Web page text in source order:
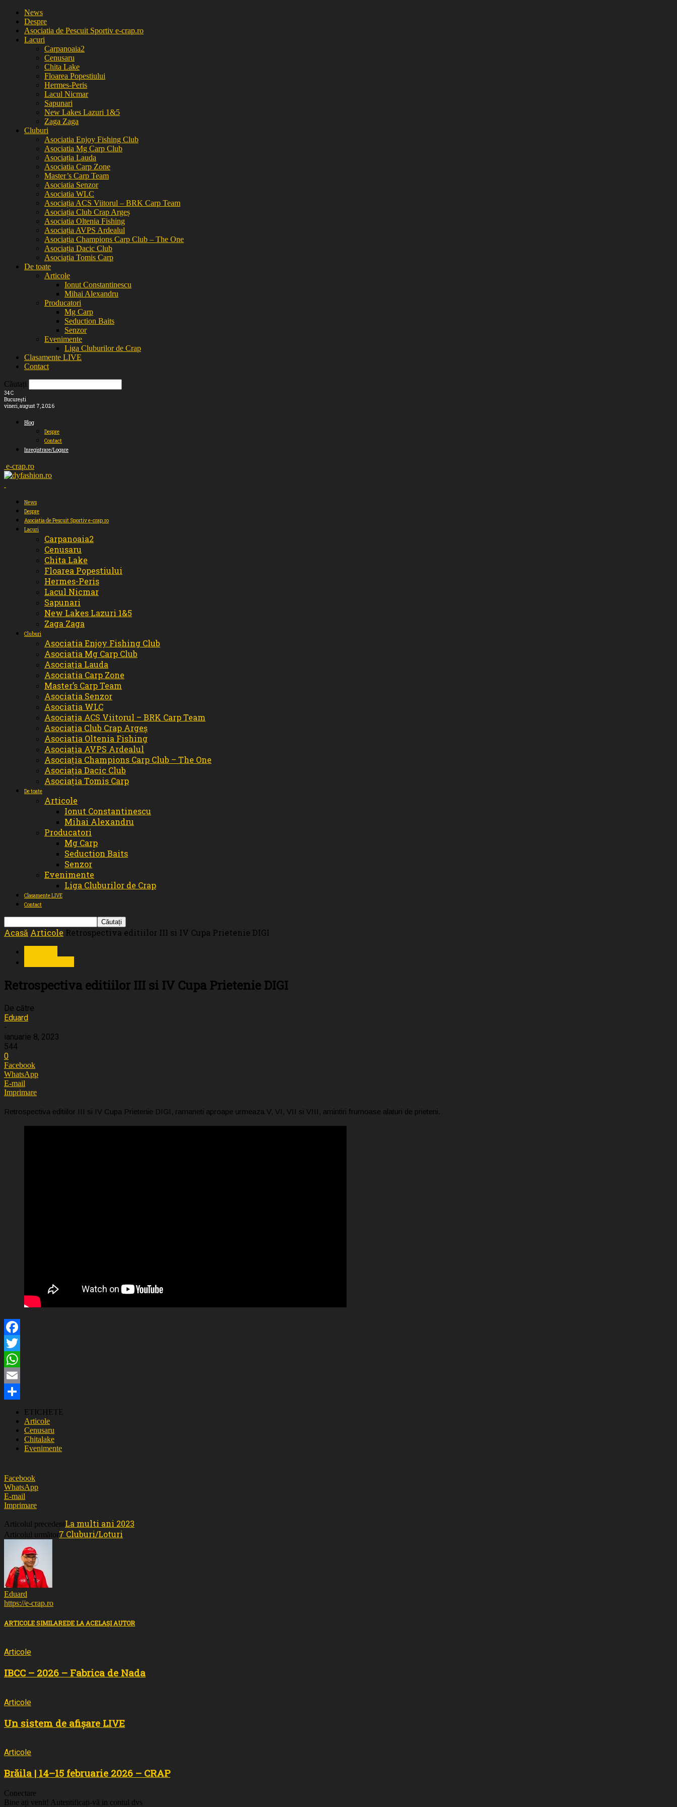
News
Despre
Asociatia de Pescuit Sportiv e-crap.ro
Lacuri
Carpanoaia2
Cenusaru
Chita Lake
Floarea Popestiului
Hermes-Peris
Lacul Nicmar
Sapunari
New Lakes Lazuri 1&5
Zaga Zaga
Cluburi
Asociatia Enjoy Fishing Club
Asociatia Mg Carp Club
Asociația Lauda
Asociatia Carp Zone
Master’s Carp Team
Asociatia Senzor
Asociatia WLC
Asociația ACS Viitorul – BRK Carp Team
Asociația Club Crap Argeș
Asociatia Oltenia Fishing
Asociația AVPS Ardealul
Asociația Champions Carp Club – The One
Asociația Dacic Club
Asociația Tomis Carp
De toate
Articole
Ionut Constantinescu
Mihai Alexandru
Producatori
Mg Carp
Seduction Baits
Senzor
Evenimente
Liga Cluburilor de Crap
Clasamente LIVE
Contact
Căutați
34C
București
vineri, august 7, 2026
Blog
Despre
Contact
Inregistrare/Logare
e-crap.ro
News
Despre
Asociatia de Pescuit Sportiv e-crap.ro
Lacuri
Carpanoaia2
Cenusaru
Chita Lake
Floarea Popestiului
Hermes-Peris
Lacul Nicmar
Sapunari
New Lakes Lazuri 1&5
Zaga Zaga
Cluburi
Asociatia Enjoy Fishing Club
Asociatia Mg Carp Club
Asociația Lauda
Asociatia Carp Zone
Master’s Carp Team
Asociatia Senzor
Asociatia WLC
Asociația ACS Viitorul – BRK Carp Team
Asociația Club Crap Argeș
Asociatia Oltenia Fishing
Asociația AVPS Ardealul
Asociația Champions Carp Club – The One
Asociația Dacic Club
Asociația Tomis Carp
De toate
Articole
Ionut Constantinescu
Mihai Alexandru
Producatori
Mg Carp
Seduction Baits
Senzor
Evenimente
Liga Cluburilor de Crap
Clasamente LIVE
Contact
Acasă Articole Retrospectiva editiilor III si IV Cupa Prietenie DIGI
Retrospectiva editiilor III si IV Cupa Prietenie DIGI
De către
Eduard
-
ianuarie 8, 2023
544
0
Facebook
WhatsApp
E-mail
Imprimare
Retrospectiva editiilor III si IV Cupa Prietenie DIGI, ramaneti aproape urmeaza V, VI, VII si VIII, amintiri frumoase alaturi de prieteni.
Facebook
Twitter
WhatsApp
Email
Partajează
ETICHETE
Articole
Cenusaru
Chitalake
Evenimente
Facebook
WhatsApp
E-mail
Imprimare
Articolul precedentLa multi ani 2023
Articolul următor7 Cluburi/Loturi
Eduard
https://e-crap.ro
ARTICOLE SIMILAREDE LA ACELAȘI AUTOR
Articole
IBCC – 2026 – Fabrica de Nada
Articole
Un sistem de afișare LIVE
Articole
Brăila | 14–15 februarie 2026 – CRAP
Conectare
Bine ați venit! Autentificați-vă in contul dvs